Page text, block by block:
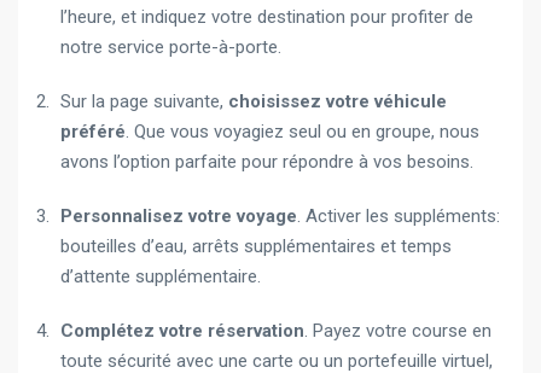
l’heure, et indiquez votre destination pour profiter de
notre service porte-à-porte.
Sur la page suivante, choisissez votre véhicule
préféré. Que vous voyagiez seul ou en groupe, nous
avons l’option parfaite pour répondre à vos besoins.
Personnalisez votre voyage. Activer les suppléments:
bouteilles d’eau, arrêts supplémentaires et temps
d’attente supplémentaire.
Complétez votre réservation. Payez votre course en
toute sécurité avec une carte ou un portefeuille virtuel,